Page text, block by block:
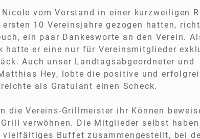
vom Vorstand in einer kurzweiligen
10 Vereinsjahre gezogen hatten,
ein paar Dankesworte an den Verein.
hatte er eine nur für Vereinsmitglieder
Auch unser Landtagsabgeordneter und
Hey, lobte die positive und
als Gratulant einen Scheck.
die Vereins-Grillmeister ihr Können
verwöhnen. Die Mitglieder selbst
vielfältiges Buffet zusammengestellt, bei